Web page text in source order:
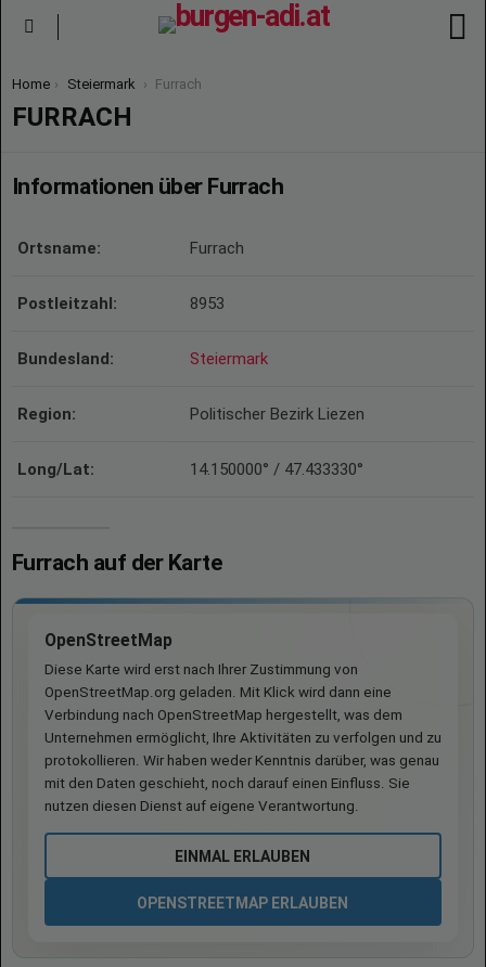
You are here:
Home Steiermark Furrach
FURRACH
Informationen über Furrach
Ortsname: Furrach
Postleitzahl: 8953
Bundesland: Steiermark
Region: Politischer Bezirk Liezen
Long/Lat: 14.150000° / 47.433330°
Furrach auf der Karte
OpenStreetMap
Diese Karte wird erst nach Ihrer Zustimmung von
OpenStreetMap.org geladen. Mit Klick wird dann eine
Verbindung nach OpenStreetMap hergestellt, was dem
Unternehmen ermöglicht, Ihre Aktivitäten zu verfolgen und zu
protokollieren. Wir haben weder Kenntnis darüber, was genau
mit den Daten geschieht, noch darauf einen Einfluss. Sie
nutzen diesen Dienst auf eigene Verantwortung.
EINMAL ERLAUBEN
OPENSTREETMAP ERLAUBEN